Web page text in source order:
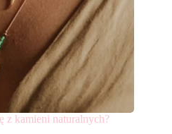
z kamieni naturalnych?